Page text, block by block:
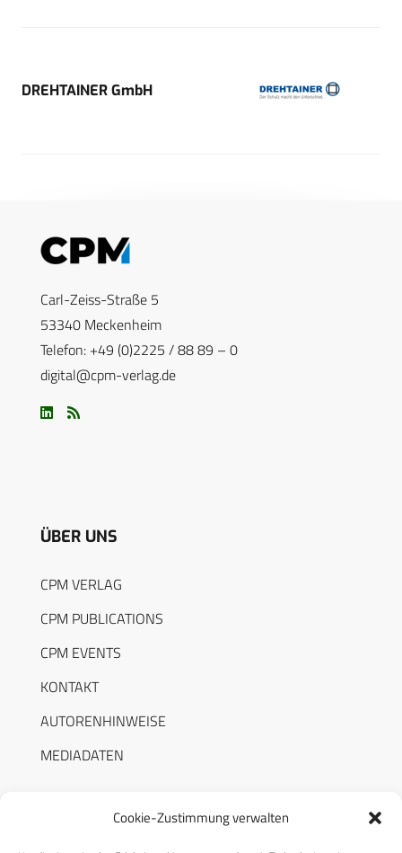
Cookie-Zustimmung verwalten
DREHTAINER GmbH
Carl-Zeiss-Straße 5
53340 Meckenheim
Telefon: +49 (0)2225 / 88 89 – 0
digital@cpm-verlag.de
ÜBER UNS
CPM VERLAG
CPM PUBLICATIONS
CPM EVENTS
KONTAKT
AUTORENHINWEISE
MEDIADATEN